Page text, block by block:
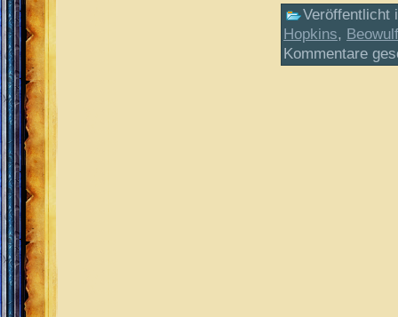
Veröffentlicht
Hopkins, Beowulf
Kommentare